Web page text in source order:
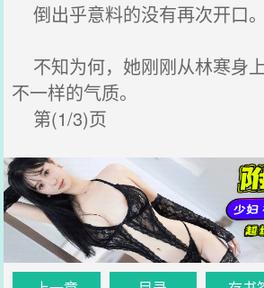
倒出乎意料的没有再次开口。
不知为何，她刚刚从林寒身
不一样的气质。
第(1/3)页